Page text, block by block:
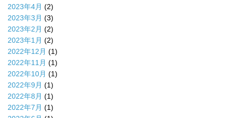
2023年4月 (2)
2023年3月 (3)
2023年2月 (2)
2023年1月 (2)
2022年12月 (1)
2022年11月 (1)
2022年10月 (1)
2022年9月 (1)
2022年8月 (1)
2022年7月 (1)